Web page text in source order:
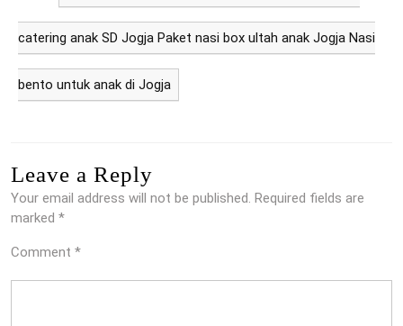
catering anak SD Jogja Paket nasi box ultah anak Jogja Nasi
bento untuk anak di Jogja
Leave a Reply
Your email address will not be published. Required fields are
marked *
Comment *